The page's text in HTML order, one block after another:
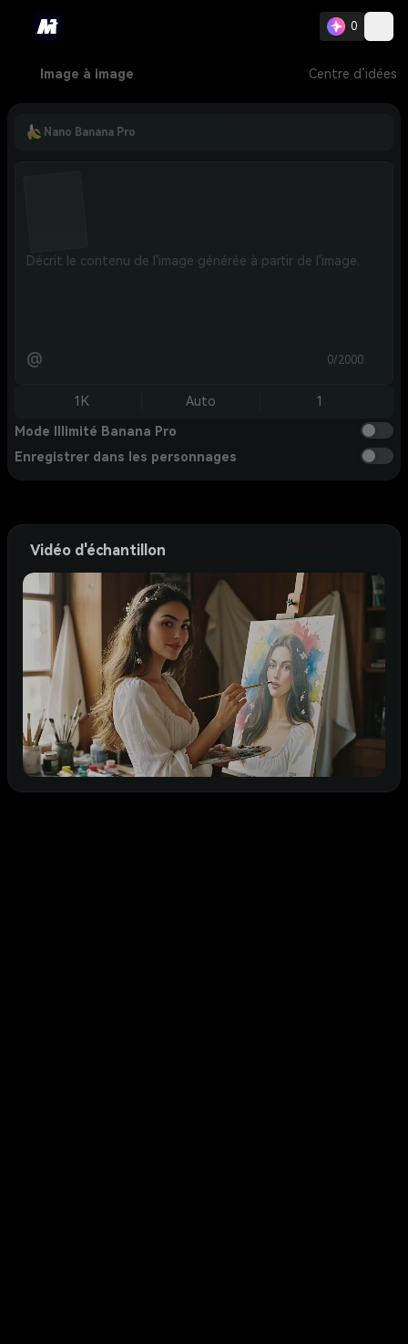
0
Image à image Centre d’idées
Nano Banana Pro
@ 0/2000
1K Auto 1
Mode Illimité Banana Pro
Enregistrer dans les personnages
Vidéo d'échantillon